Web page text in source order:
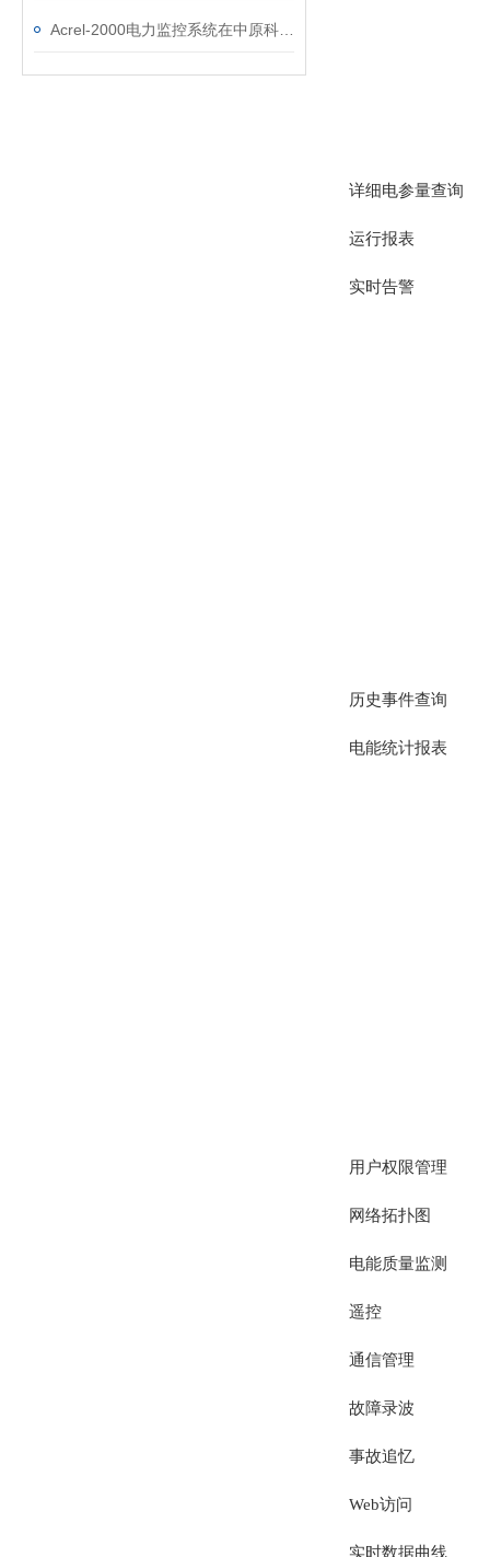
详细电参量查询
运行报表
实时告警
历史事件查询
电能统计报表
用户权限管理
网络拓扑图
电能质量监测
遥控
通信管理
故障录波
事故追忆
Web访问
实时数据曲线